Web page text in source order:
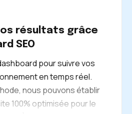
fonctionnement.
résultats grâce
SEO
pour suivre vos
en temps réel.
nous pouvons établir
100% optimisée pour le